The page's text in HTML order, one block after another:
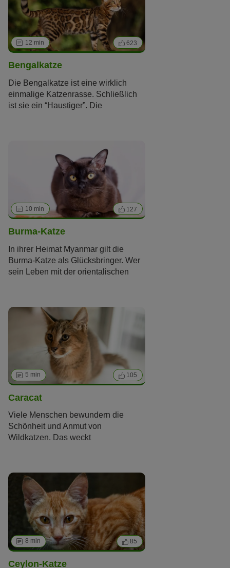
12 min 623
Bengalkatze
Die Bengalkatze ist eine wirklich
einmalige Katzenrasse. Schließlich
ist sie ein “Haustiger”. Die
sind der neuste Schrei in
der Zuchtwelt! Was macht eine
solche Rasse aus und was muss
man bei deren Haltung beachten?
10 min 127
Burma-Katze
In ihrer Heimat Myanmar gilt die
Burma-Katze als Glücksbringer. Wer
sein Leben mit der orientalischen
Burmesen sind wahre
Quasselstrippen, toben für ihr Leben
gern und sind hin und weg von ihren
Menschen. Was die schöne Rasse
noch auszeichnet und was sie
glücklich macht, erfahren Sie in
diesem Artikel.
5 min 105
Caracat
Viele Menschen bewundern die
Schönheit und Anmut von
Wildkatzen. Das weckt
solch exotisches Exemplar im
Kleinformat zuhause. Dieser Wunsch
nach dem Besonderen bildet die
Grundlage für zahlreiche
Hybridrassen. Zu diesen zählt die
Caracat. Doch deren Zucht ist
problematisch.
8 min 85
Ceylon-Katze